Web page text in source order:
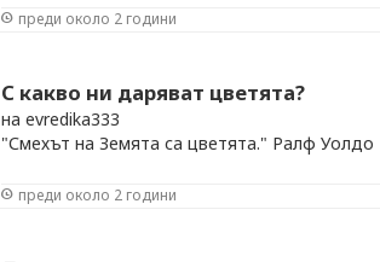
благотворно, както на духа, така и на
преди около 2 години
С какво ни даряват цветята?
на evredika333
"Смехът на Земята са цветята." Ралф Уолдо
преди около 2 години